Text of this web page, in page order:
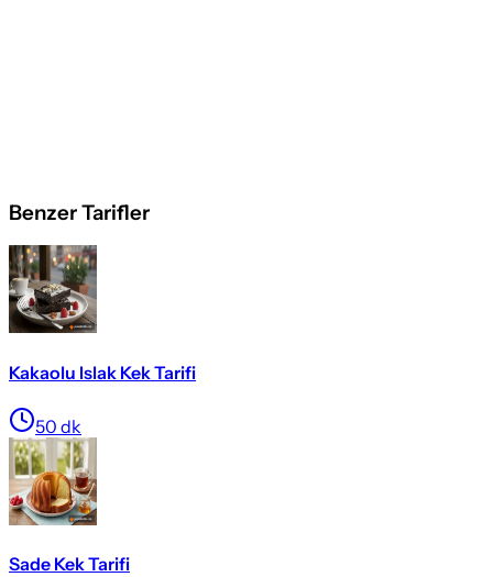
Benzer Tarifler
Kakaolu Islak Kek Tarifi
50 dk
Sade Kek Tarifi